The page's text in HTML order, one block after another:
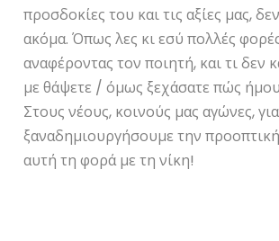
προσδοκίες του και τις αξίες μας,
ακόμα. Όπως λες κι εσύ πολλές
αναφέροντας τον ποιητή, και τι δεν
με θάψετε / όμως ξεχάσατε πώς
Στους νέους, κοινούς μας αγώνες,
ξαναδημιουργήσουμε την
αυτή τη φορά με τη νίκη!